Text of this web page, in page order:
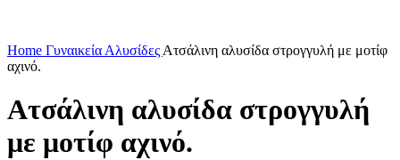
Home Γυναικεία Αλυσίδες Ατσάλινη αλυσίδα στρογγυλή με μοτίφ
αχινό.
Ατσάλινη αλυσίδα στρογγυλή
με μοτίφ αχινό.